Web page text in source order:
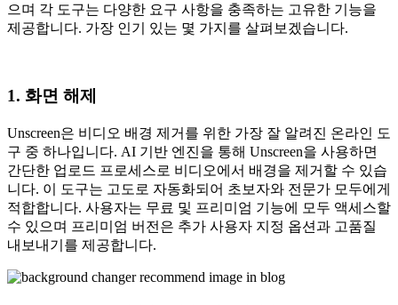
으며 각 도구는 다양한 요구 사항을 충족하는 고유한 기능을
제공합니다. 가장 인기 있는 몇 가지를 살펴보겠습니다.
1. 화면 해제
Unscreen은 비디오 배경 제거를 위한 가장 잘 알려진 온라인 도
구 중 하나입니다. AI 기반 엔진을 통해 Unscreen을 사용하면
간단한 업로드 프로세스로 비디오에서 배경을 제거할 수 있습
니다. 이 도구는 고도로 자동화되어 초보자와 전문가 모두에게
적합합니다. 사용자는 무료 및 프리미엄 기능에 모두 액세스할
수 있으며 프리미엄 버전은 추가 사용자 지정 옵션과 고품질
내보내기를 제공합니다.